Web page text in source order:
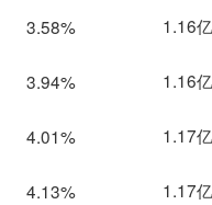
3.58% 1.16亿
3.94% 1.16亿
4.01% 1.17亿
4.13% 1.17亿